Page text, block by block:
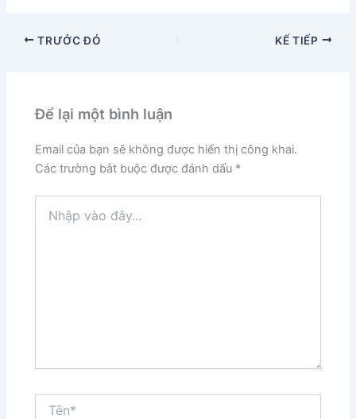
TRƯỚC ĐÓ KẾ TIẾP
Để lại một bình luận
Email của bạn sẽ không được hiển thị công khai.
Các trường bắt buộc được đánh dấu *
vào